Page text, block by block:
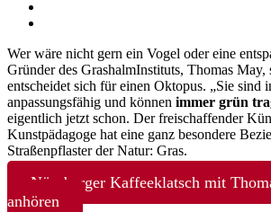
Wer wäre nicht gern ein Vogel oder eine
Gründer des GrashalmInstituts, Thomas May,
entscheidet sich für einen Oktopus. „Sie sind
anpassungsfähig und können immer grün
eigentlich jetzt schon. Der freischaffender
Kunstpädagoge hat eine ganz besondere
Straßenpflaster der Natur: Gras.
Nürnberger Kaffeeklatsch mit
anhören